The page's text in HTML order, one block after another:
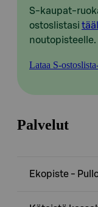
S-kaupat-
ostoslistasi
noutopisteelle.
Lataa S-
Palvelut
Ekopiste -